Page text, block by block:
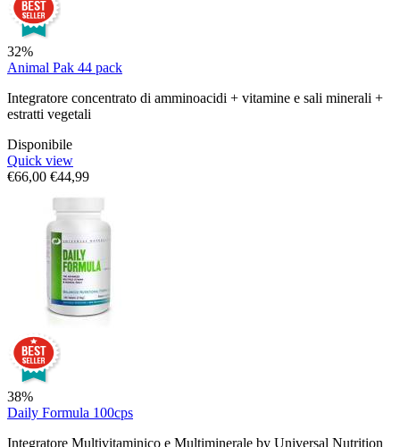
32%
Animal Pak 44 pack
Integratore concentrato di amminoacidi + vitamine e sali minerali +
estratti vegetali
Disponibile
Quick view
€66,00 €44,99
38%
Daily Formula 100cps
Integratore Multivitaminico e Multiminerale by Universal Nutrition